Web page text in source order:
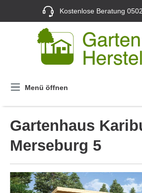
Kostenlose Beratung
Menü öffnen
Gartenhaus
Merseburg 5